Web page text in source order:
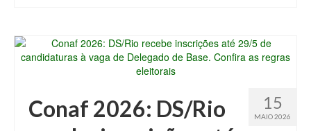
15
MAIO 2026
Conaf 2026: DS/Rio